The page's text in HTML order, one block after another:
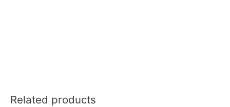
Related products